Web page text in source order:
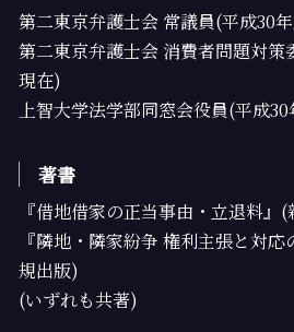
第二東京弁護士会 常議員(平成30
第二東京弁護士会 消費者問題対
現在)
上智大学法学部同窓会役員(平成
著書
『借地借家の正当事由・立退料』
『隣地・隣家紛争 権利主張と対
規出版)
(いずれも共著)